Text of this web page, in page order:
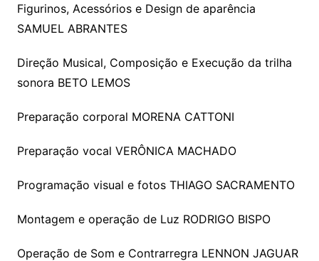
Figurinos, Acessórios e Design de aparência
SAMUEL ABRANTES
Direção Musical, Composição e Execução da trilha
sonora BETO LEMOS
Preparação corporal MORENA CATTONI
Preparação vocal VERÔNICA MACHADO
Programação visual e fotos THIAGO SACRAMENTO
Montagem e operação de Luz RODRIGO BISPO
Operação de Som e Contrarregra LENNON JAGUAR